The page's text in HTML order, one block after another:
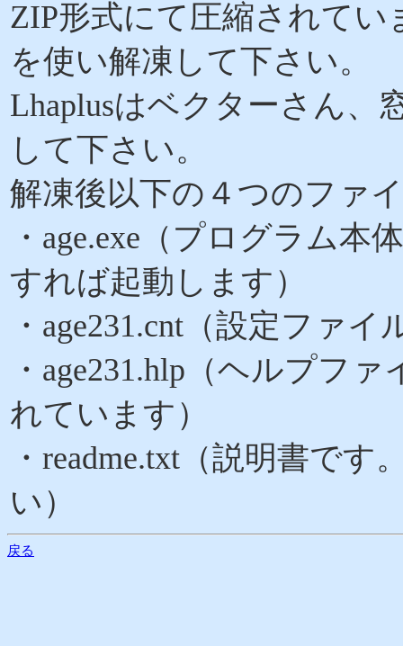
ZIP形式にて圧縮されてい
を使い解凍して下さい。
Lhaplusはベクターさん、
して下さい。
解凍後以下の４つのファ
・age.exe（プログラム
すれば起動します）
・age231.cnt（設定ファイ
・age231.hlp（ヘルプフ
れています）
・readme.txt（説明書で
い）
戻る